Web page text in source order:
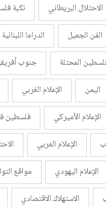
الاحتلال البريطاني
نكبة
الفن الجميل
الدراما اللبنانية
المحتلة
جنوب
اليمن الإعلام الغربي
الإعلام الأميركي
فلسطين
الإعلام العربي
الإعلام اليهودي
مواقع
الاستهلاك الاقتصادي